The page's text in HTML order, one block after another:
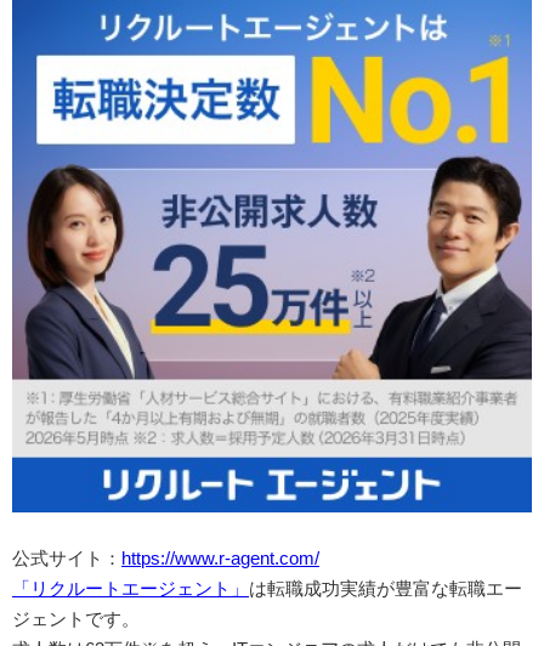
公式サイト： https://www.r-agent.com/
「リクルートエージェント」 は転職成功実績が豊富な転職エー
ジェントです。